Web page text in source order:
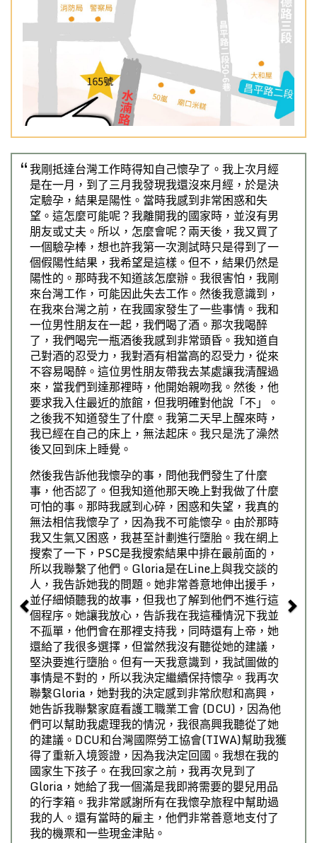
我剛抵達台灣工作時得知自己懷孕了。我上次月經
是在一月，到了三月我發現我還沒來月經，於是決
定驗孕，結果是陽性。當時我感到非常困惑和失
望。這怎麼可能呢？我離開我的國家時，並沒有男
朋友或丈夫。所以，怎麼會呢？兩天後，我又買了
一個驗孕棒，想也許我第一次測試時只是得到了一
個假陽性結果，我希望是這樣。但不，結果仍然是
陽性的。那時我不知道該怎麼辦。我很害怕，我剛
來台灣工作，可能因此失去工作。然後我意識到，
在我來台灣之前，在我國家發生了一些事情。我和
一位男性朋友在一起，我們喝了酒。那次我喝醉
了，我們喝完一瓶酒後我感到非常頭昏。我知道自
己對酒的忍受力，我對酒有相當高的忍受力，從來
不容易喝醉。這位男性朋友帶我去某處讓我清醒過
來，當我們到達那裡時，他開始親吻我。然後，他
要求我入住最近的旅館，但我明確對他說「不」。
之後我不知道發生了什麼。我第二天早上醒來時，
我已經在自己的床上，無法起床。我只是洗了澡然
後又回到床上睡覺。
然後我告訴他我懷孕的事，問他我們發生了什麼
事，他否認了。但我知道他那天晚上對我做了什麼
可怕的事。那時我感到心碎，困惑和失望，我真的
無法相信我懷孕了，因為我不可能懷孕。由於那時
我又生氣又困惑，我甚至計劃進行墮胎。我在網上
搜索了一下，PSC是我搜索結果中排在最前面的，
所以我聯繫了他們。Gloria是在Line上與我交談的
人，我告訴她我的問題。她非常善意地伸出援手，
並仔細傾聽我的故事，但我也了解到他們不進行這
個程序。她讓我放心，告訴我在我這種情況下我並
不孤單，他們會在那裡支持我，同時還有上帝，她
還給了我很多選擇，但當然我沒有聽從她的建議，
堅決要進行墮胎。但有一天我意識到，我試圖做的
事情是不對的，所以我決定繼續保持懷孕。我再次
聯繫Gloria，她對我的決定感到非常欣慰和高興，
她告訴我聯繫家庭看護工職業工會 (DCU)，因為他
們可以幫助我處理我的情況，我很高興我聽從了她
的建議。DCU和台灣國際勞工協會(TIWA)幫助我獲
得了重新入境簽證，因為我決定回國。我想在我的
國家生下孩子。在我回家之前，我再次見到了
Gloria，她給了我一個滿是我即將需要的嬰兒用品
的行李箱。我非常感謝所有在我懷孕旅程中幫助過
我的人。還有當時的雇主，他們非常善意地支付了
我的機票和一些現金津貼。
Previous